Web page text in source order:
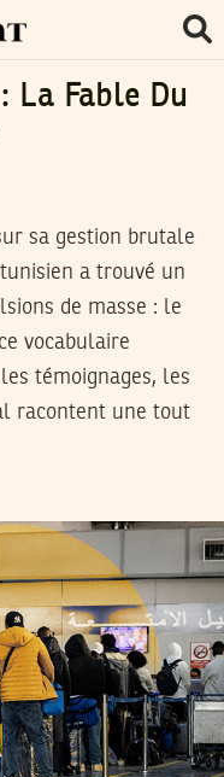
La Fable Du
sa gestion brutale
a trouvé un
de masse : le
vocabulaire
témoignages, les
racontent une tout